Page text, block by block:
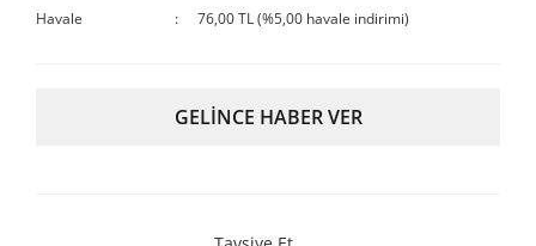
Havale
76,00 TL (%5,00 havale indirimi)
GELİNCE HABER VER